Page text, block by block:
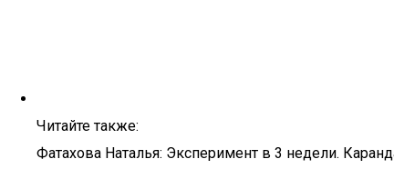
Читайте также:
Фатахова Наталья: Эксперимент в 3 недели.